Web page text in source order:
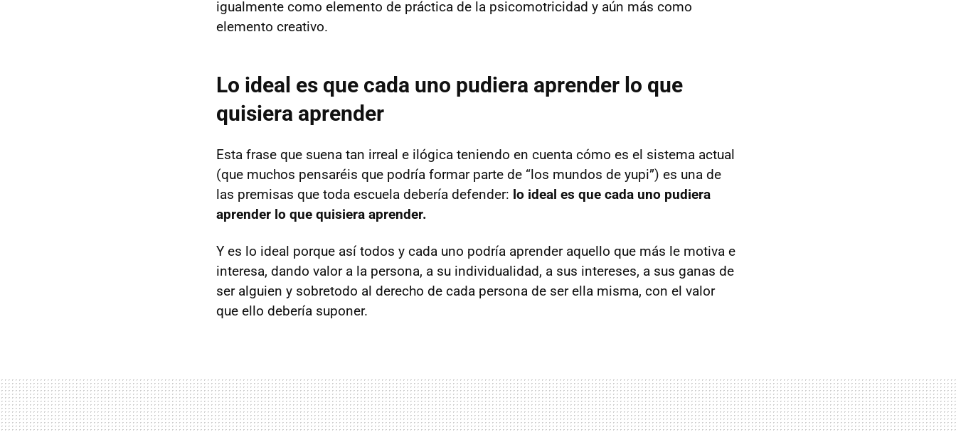
igualmente como elemento de práctica de la psicomotricidad y aún más como
elemento creativo.
Lo ideal es que cada uno pudiera aprender lo que
quisiera aprender
Esta frase que suena tan irreal e ilógica teniendo en cuenta cómo es el sistema actual
(que muchos pensaréis que podría formar parte de “los mundos de yupi”) es una de
las premisas que toda escuela debería defender: lo ideal es que cada uno pudiera
aprender lo que quisiera aprender.
Y es lo ideal porque así todos y cada uno podría aprender aquello que más le motiva e
interesa, dando valor a la persona, a su individualidad, a sus intereses, a sus ganas de
ser alguien y sobretodo al derecho de cada persona de ser ella misma, con el valor
que ello debería suponer.